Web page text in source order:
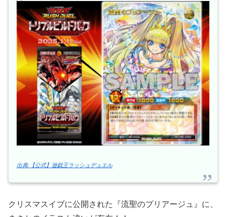
出典:【公式】遊戯王ラッシュデュエル
クリスマスイブに公開された『流聖のプリアージュ』に、